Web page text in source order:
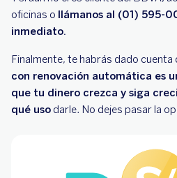
oficinas o llámanos al (01) 595-
inmediato.
Finalmente, te habrás dado cuenta
con renovación automática es
que tu dinero crezca y siga
qué uso darle. No dejes pasar la